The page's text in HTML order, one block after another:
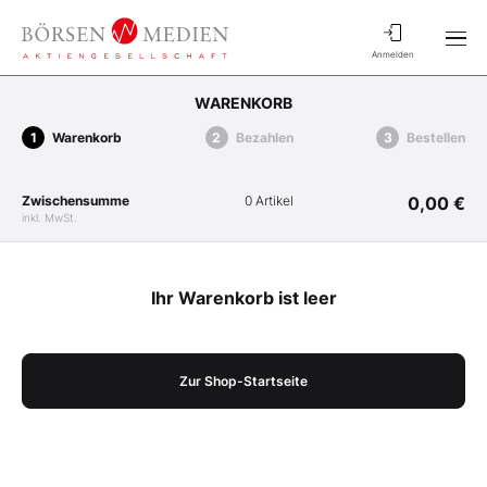
Anmelden
WARENKORB
Warenkorb Bezahlen Bestellen
Zwischensumme
inkl. MwSt.
0 Artikel 0,00 €
Ihr Warenkorb ist leer
Zur Shop-Startseite